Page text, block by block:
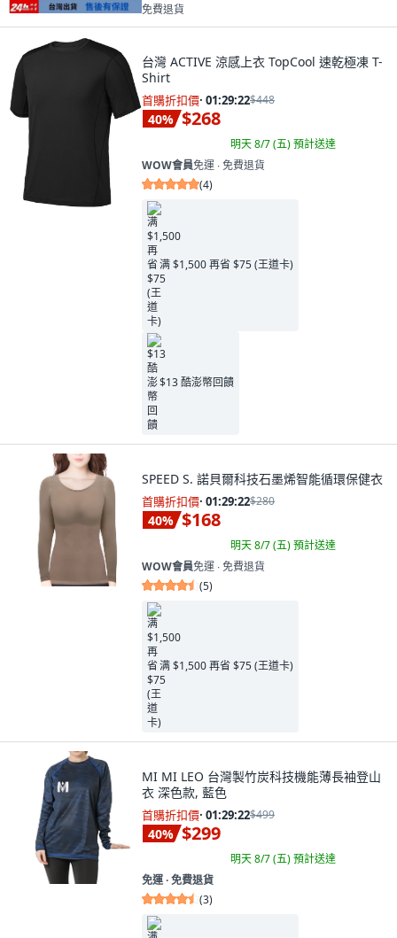
免費退貨
台灣 ACTIVE 涼感上衣 TopCool 速乾極凍 T-
Shirt
首購折扣價· 01:29:21$448
40% $268
明天 8/7 (五)預計送達
WOW會員免運 ∙ 免費退貨
(4)
满 $1,500 再省 $75 (王道卡)
$13 酷澎幣回饋
SPEED S. 諾貝爾科技石墨烯智能循環保健衣
首購折扣價· 01:29:21$280
40% $168
明天 8/7 (五)預計送達
WOW會員免運 ∙ 免費退貨
(5)
满 $1,500 再省 $75 (王道卡)
MI MI LEO 台灣製竹炭科技機能薄長袖登山
衣 深色款, 藍色
首購折扣價· 01:29:21$499
40% $299
明天 8/7 (五)預計送達
免運 ∙ 免費退貨
(3)